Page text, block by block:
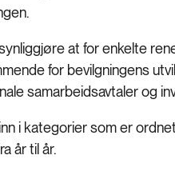
at for enkelte
for bevilgningens
samarbeidsavtaler og
i kategorier som er
år til år.